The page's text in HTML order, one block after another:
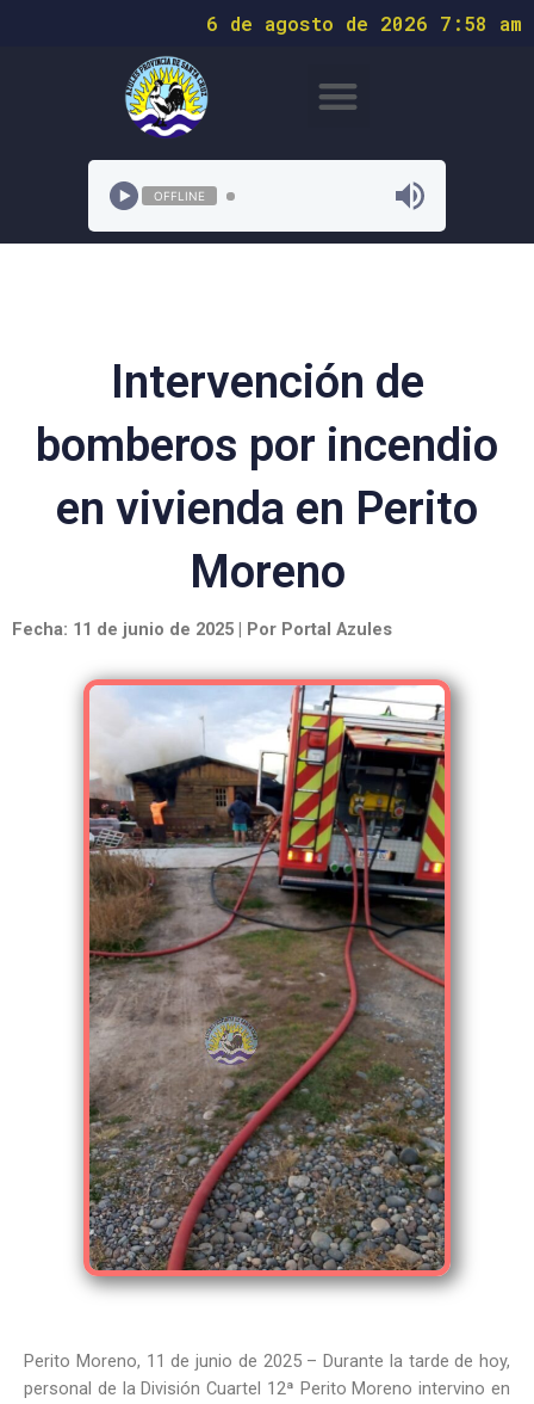
6 de agosto de 2026 7:58 am
OFFLINE
Intervención de
bomberos por incendio
en vivienda en Perito
Moreno
Fecha: 11 de junio de 2025 | Por Portal Azules
Perito Moreno, 11 de junio de 2025 – Durante la tarde de hoy,
personal de la División Cuartel 12ª Perito Moreno intervino en